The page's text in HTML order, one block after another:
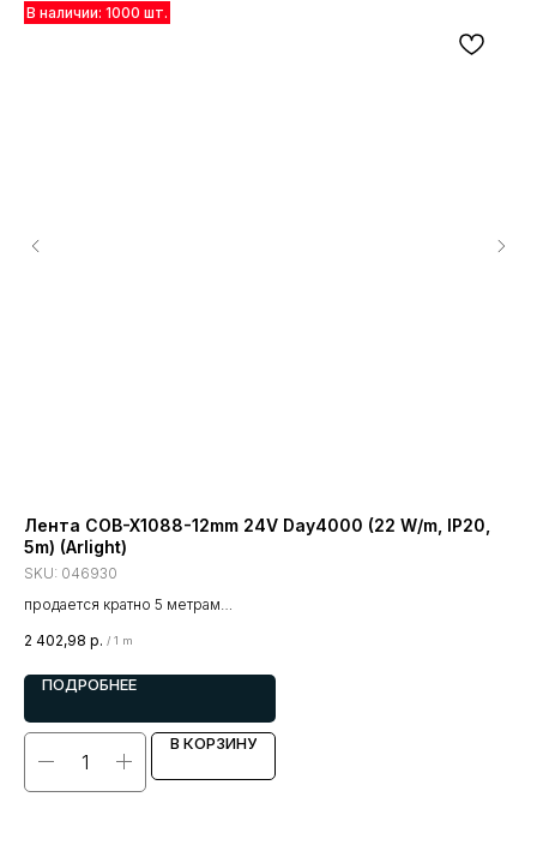
Лента COB-X1088-12mm 24V Day4000 (22 W/m, IP20,
5m) (Arlight)
SKU: 046930
продается кратно 5 метрам
2 402,98 р. / 1 m
ПОДРОБНЕЕ
В КОРЗИНУ